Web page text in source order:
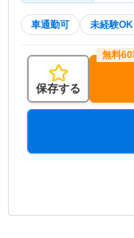
車通勤可 未経験OK
保存する